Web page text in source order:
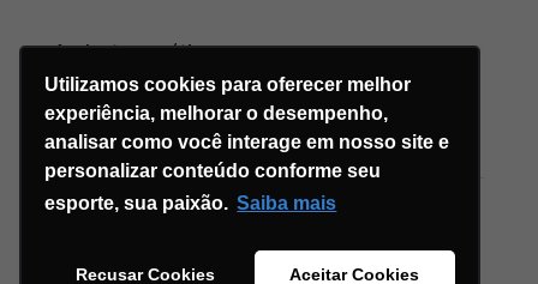
Utilizamos cookies para oferecer melhor
experiência, melhorar o desempenho,
analisar como você interage em nosso site e
personalizar conteúdo conforme seu
esporte, sua paixão. Saiba mais
Recusar Cookies Aceitar Cookies
Assinatura grátis